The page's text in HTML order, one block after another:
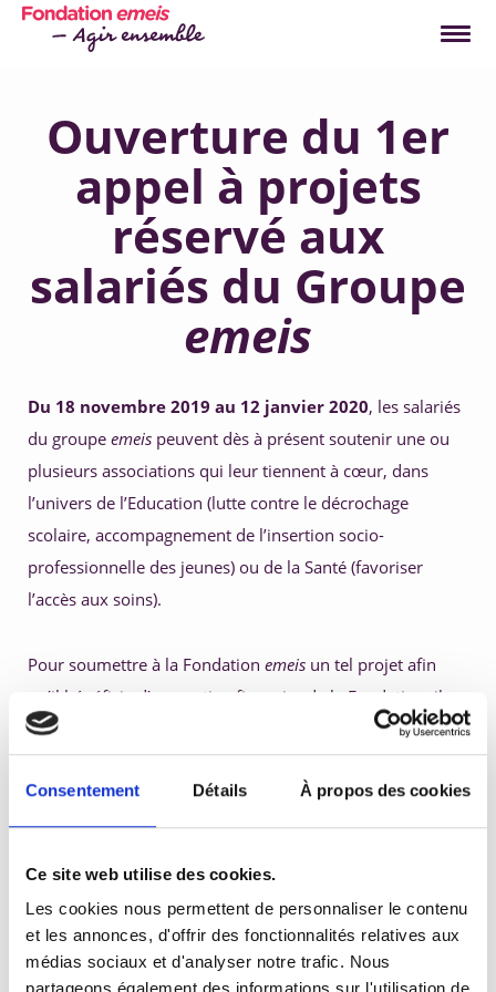
Consentement Détails À propos des cookies
Ce site web utilise des cookies.
Les cookies nous permettent de personnaliser le contenu
et les annonces, d'offrir des fonctionnalités relatives aux
médias sociaux et d'analyser notre trafic. Nous
Nous connaître
Nos actualités
Notre rapport annuel
2022
Télécharger PDF
Nos actions
Nos axes d'engagement
Nos partenaires témoignentLes 5 raisons de vous
engager
1. Faire partie d'une communauté
3. Agir
4. Valoriser ses talents
5. Développer ses compétences
Nos salariés s'engagent
Comment je m'engage ?
Qu'est-ce que le mécénat de compétences ?
Comment je dépose un projet ?
Engagez-vous !
La Fondation emeis, c'est avant tout la
Ouverture du 1er
appel à projets
réservé aux
salariés du Groupe
emeis
Du 18 novembre 2019 au 12 janvier 2020, les salariés
du groupe emeis peuvent dès à présent soutenir une ou
plusieurs associations qui leur tiennent à cœur, dans
l’univers de l’Education (lutte contre le décrochage
scolaire, accompagnement de l’insertion socio-
professionnelle des jeunes) ou de la Santé (favoriser
l’accès aux soins).
Pour soumettre à la Fondation emeis un tel projet afin
qu’il bénéficie d’un soutien financier de la Fondation, il
suffit de déposer un dossier de candidature au lien
Il est demandé de présenter le projet que vous souhaitez
parrainer, pourquoi, et la structure qui le porte. Il
éligible au mécénat, qu’elle a un caractère non lucratif
prépondérant et qu’elle exerce son activité en France